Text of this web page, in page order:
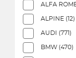
ALFA
ALPINE (12)
AUDI (771)
BMW (470)